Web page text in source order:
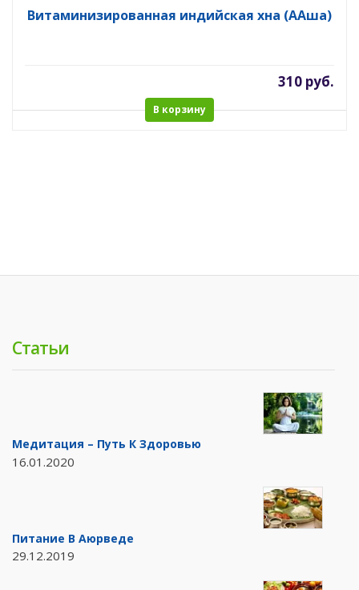
Витаминизированная индийская хна (ААша)
310 руб.
В корзину
Статьи
Медитация – Путь К Здоровью
16.01.2020
Питание В Аюрведе
29.12.2019